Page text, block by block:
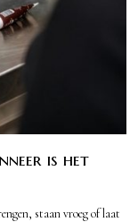
is het
staan vroeg of laat